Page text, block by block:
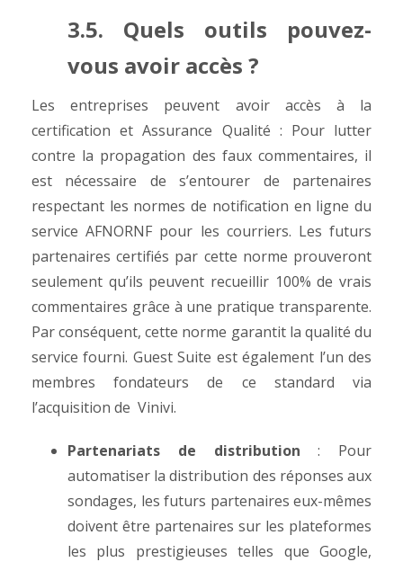
3.5. Quels outils pouvez-
vous avoir accès ?
Les entreprises peuvent avoir accès à la
certification et Assurance Qualité : Pour lutter
contre la propagation des faux commentaires, il
est nécessaire de s’entourer de partenaires
respectant les normes de notification en ligne du
service AFNORNF pour les courriers. Les futurs
partenaires certifiés par cette norme prouveront
seulement qu’ils peuvent recueillir 100% de vrais
commentaires grâce à une pratique transparente.
Par conséquent, cette norme garantit la qualité du
service fourni. Guest Suite est également l’un des
membres fondateurs de ce standard via
l’acquisition de Vinivi.
Partenariats de distribution: Pour
automatiser la distribution des réponses aux
sondages, les futurs partenaires eux-mêmes
doivent être partenaires sur les plateformes
les plus prestigieuses telles que Google,